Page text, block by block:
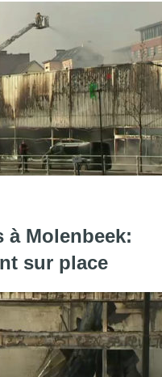
à Molenbeek : le
à Molenbeek:
sur place